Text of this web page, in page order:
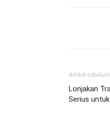
Artikel
Lonjakan
Serius